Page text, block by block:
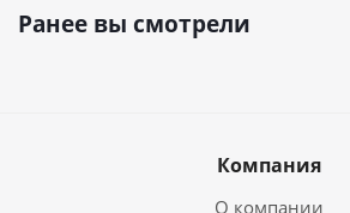
Ранее вы смотрели
Компания
О компании